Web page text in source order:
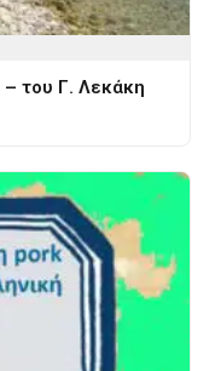
του Γ. Λεκάκη